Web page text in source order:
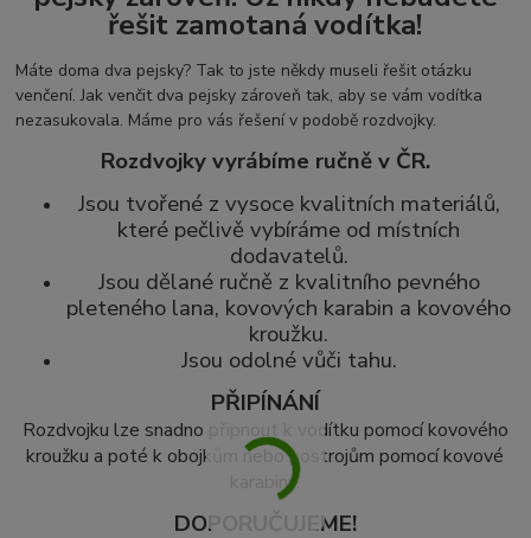
řešit zamotaná vodítka!
Máte doma dva pejsky? Tak to jste někdy museli řešit otázku
venčení. Jak venčit dva pejsky zároveň tak, aby se vám vodítka
nezasukovala. Máme pro vás řešení v podobě rozdvojky.
Rozdvojky vyrábíme ručně v ČR.
Jsou tvořené z vysoce kvalitních materiálů,
které pečlivě vybíráme od místních
dodavatelů.
Jsou dělané ručně z kvalitního pevného
pleteného lana, kovových karabin a kovového
kroužku.
Jsou odolné vůči tahu.
PŘIPÍNÁNÍ
Rozdvojku lze snadno připnout k vodítku pomocí kovového
kroužku a poté k obojkům nebo postrojům pomocí kovové
karabiny.
DOPORUČUJEME!